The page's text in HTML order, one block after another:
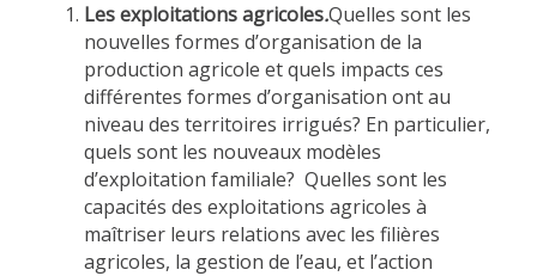
Les exploitations agricoles.Quelles sont les
nouvelles formes d’organisation de la
production agricole et quels impacts ces
différentes formes d’organisation ont au
niveau des territoires irrigués? En particulier,
quels sont les nouveaux modèles
d’exploitation familiale? Quelles sont les
capacités des exploitations agricoles à
maîtriser leurs relations avec les filières
agricoles, la gestion de l’eau, et l’action